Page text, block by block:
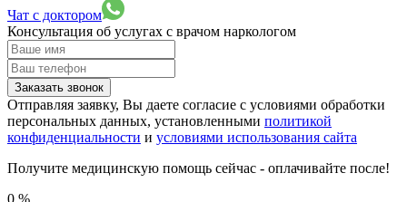
Чат с доктором
Консультация об услугах с врачом наркологом
Заказать звонок
Отправляя заявку, Вы даете согласие с условиями обработки
персональных данных, установленными политикой
конфиденциальности и условиями использования сайта
Получите медицинскую помощь сейчас - оплачивайте после!
0 %